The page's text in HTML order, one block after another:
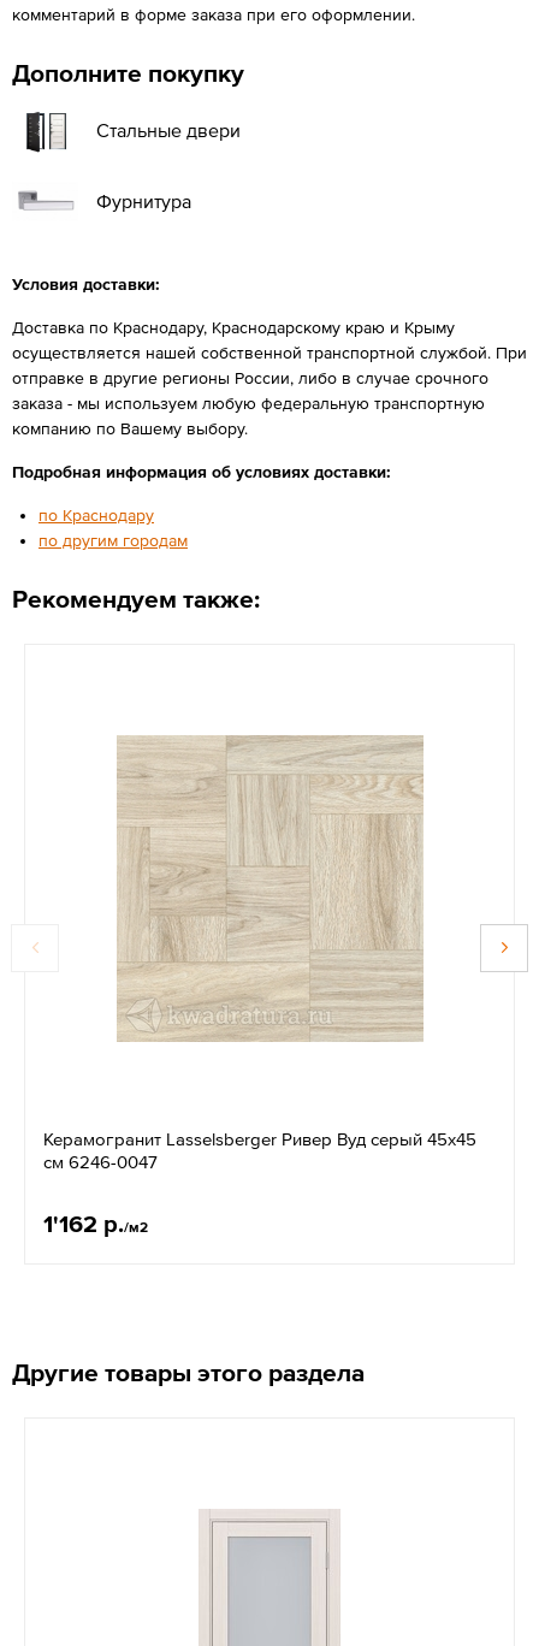
комментарий в форме заказа при его оформлении.
Дополните покупку
Стальные двери
Фурнитура
Условия доставки:
Доставка по Краснодару, Краснодарскому краю и Крыму
осуществляется нашей собственной транспортной службой. При
отправке в другие регионы России, либо в случае срочного
заказа - мы используем любую федеральную транспортную
компанию по Вашему выбору.
Подробная информация об условиях доставки:
по Краснодару
по другим городам
Рекомендуем также:
Керамогранит Lasselsberger Ривер Вуд серый 45х45
см 6246-0047
1'162 р./м2
Другие товары этого раздела